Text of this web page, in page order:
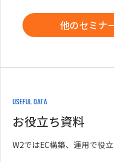
他のセミナ
USEFUL DATA
お役立ち資料
W2ではEC構築、運用で役